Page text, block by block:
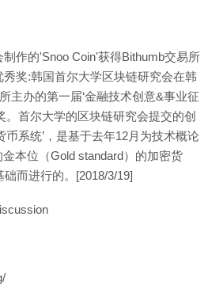
作的'Snoo Coin'获得Bithumb交易所
奖:韩国首尔大学区块链研究会在韩
主办的第一届‘金融技术创意&事业征
。首尔大学的区块链研究会提交的创
币系统’，是基于去年12月为技术概论
本位（Gold standard）的加密货
础而进行的。[2018/3/19]